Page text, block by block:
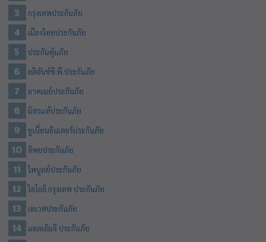
กรุงเทพประกันภัย
เมืองไทยประกันภัย
ประกันคุ้มภัย
อลิอันซ์ซี.พี.ประกันภัย
อาคเนย์ประกันภัย
มิตรแท้ประกันภัย
ยูเนี่ยนอินเตอร์ประกันภัย
ทิพยประกันภัย
ไพบูลย์ประกันภัย
ไอโออิ กรุงเทพ ประกันภัย
เทเวศประกันภัย
แอลเอ็มจี ประกันภัย